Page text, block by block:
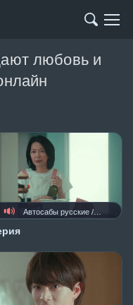
любовь и
Автосабы русские / украинские